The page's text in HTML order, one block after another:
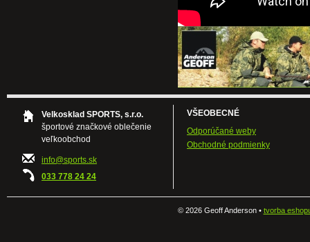
Velkosklad SPORTS, s.r.o.
športové značkové oblečenie
veľkoobchod
info@sports.sk
033 778 24 24
VŠEOBECNÉ
Odporúčané weby
Obchodné podmienky
©2026 Geoff Anderson • tvorba